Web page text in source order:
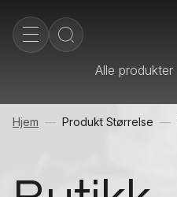
Alle produkter
Hjem Produkt Størrelse